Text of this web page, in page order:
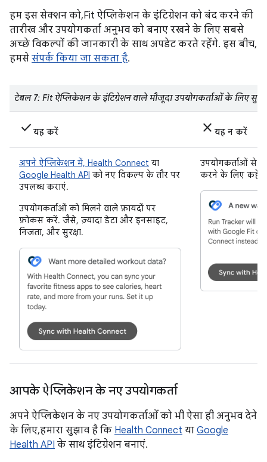
हम इस सेक्शन को, Fit ऐप्लिकेशन के इंटिग्रेशन को बंद करने की
तारीख और उपयोगकर्ता अनुभव को बनाए रखने के लिए सबसे
अच्छे विकल्पों की जानकारी के साथ अपडेट करते रहेंगे. इस बीच,
हमसे संपर्क किया जा सकता है.
टेबल 7: Fit ऐप्लिकेशन के इंटिग्रेशन वाले मौजूदा उपयोगकर्ताओं के लिए
check यह करें close यह न करें
अपने ऐप्लिकेशन में, Health Connect या
Google Health API को नए विकल्प के तौर पर
उपलब्ध कराएं.
उपयोगकर्ताओं को मिलने वाले फ़ायदों पर
फ़ोकस करें. जैसे, ज़्यादा डेटा और इनसाइट,
निजता, और सुरक्षा.
उपयोगकर्ताओं से
करने के लिए कहें.
आपके ऐप्लिकेशन के नए उपयोगकर्ता
अपने ऐप्लिकेशन के नए उपयोगकर्ताओं को भी ऐसा ही अनुभव देने
के लिए, हमारा सुझाव है कि Health Connect या Google
Health API के साथ इंटिग्रेशन बनाएं.